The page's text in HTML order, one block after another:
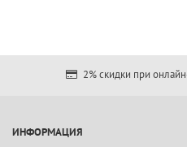
2% скидки при
ИНФОРМАЦИЯ